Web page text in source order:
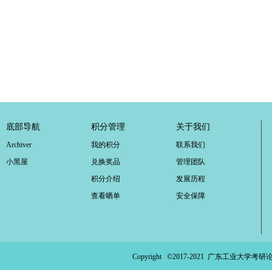
底部导航
Archiver
小黑屋
积分管理
我的积分
兑换奖品
积分介绍
查看晒单
关于我们
联系我们
管理团队
发展历程
安全保障
Copyright ©2017-2021 广东工业大学考研